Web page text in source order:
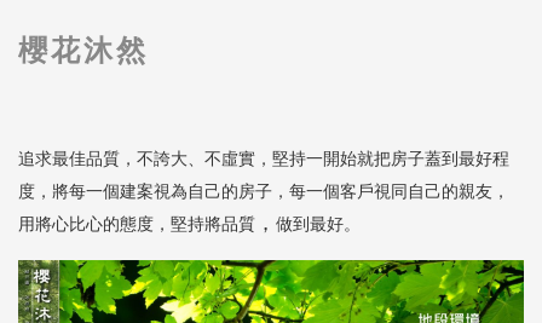
櫻花沐然
追求最佳品質，不誇大、不虛實，堅持一開始就把房子蓋到最好程
度，將每一個建案視為自己的房子，每一個客戶視同自己的親友，
用將心比心的態度，堅持將品質 ， 做到最好。